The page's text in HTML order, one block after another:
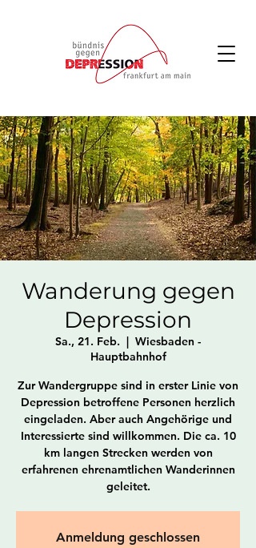
Wanderung gegen
Depression
Sa., 21. Feb.
  |
Wiesbaden -
Hauptbahnhof
Zur Wandergruppe sind in erster Linie von
Depression betroffene Personen herzlich
eingeladen. Aber auch Angehörige und
Interessierte sind willkommen. Die ca. 10
km langen Strecken werden von
erfahrenen ehrenamtlichen Wanderinnen
geleitet.
Anmeldung geschlossen